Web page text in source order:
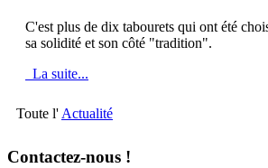
C'est plus de dix tabourets qui ont été
sa solidité et son côté "tradition".
La suite...
Toute l' Actualité
Contactez-nous !